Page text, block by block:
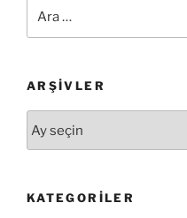
ARŞIVLER
KATEGORILER